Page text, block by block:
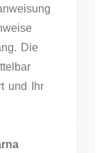
Die
und Ihr